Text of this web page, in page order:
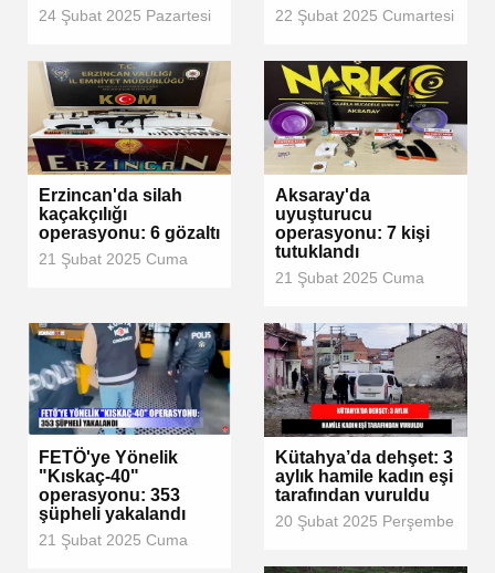
24 Şubat 2025 Pazartesi 22 Şubat 2025 Cumartesi
Erzincan'da silah
kaçakçılığı
operasyonu: 6 gözaltı
21 Şubat 2025 Cuma
Aksaray'da
uyuşturucu
operasyonu: 7 kişi
tutuklandı
21 Şubat 2025 Cuma
FETÖ'ye Yönelik
"Kıskaç-40"
operasyonu: 353
şüpheli yakalandı
21 Şubat 2025 Cuma
Kütahya’da dehşet: 3
aylık hamile kadın eşi
tarafından vuruldu
20 Şubat 2025 Perşembe